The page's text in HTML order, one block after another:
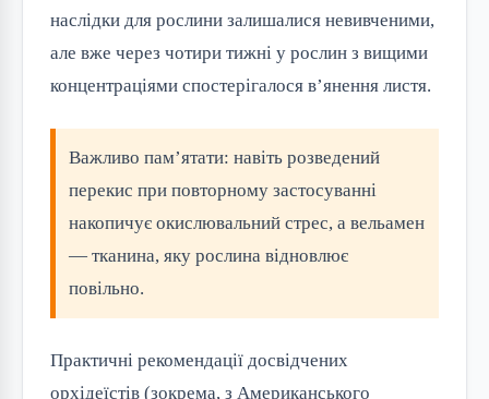
наслідки для рослини залишалися невивченими,
але вже через чотири тижні у рослин з вищими
концентраціями спостерігалося в’янення листя.
Важливо пам’ятати: навіть розведений
перекис при повторному застосуванні
накопичує окислювальний стрес, а вельамен
— тканина, яку рослина відновлює
повільно.
Практичні рекомендації досвідчених
орхідеїстів (зокрема, з Американського